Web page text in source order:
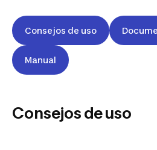
Consejos de uso
Manual
Consejos de uso